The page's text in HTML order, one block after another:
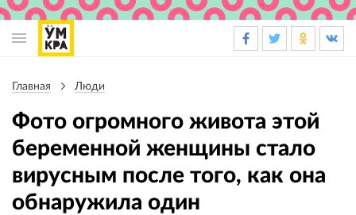
навигации
Главная Люди
Фото огромного живота этой
беременной женщины стало
вирусным после того, как она
обнаружила один